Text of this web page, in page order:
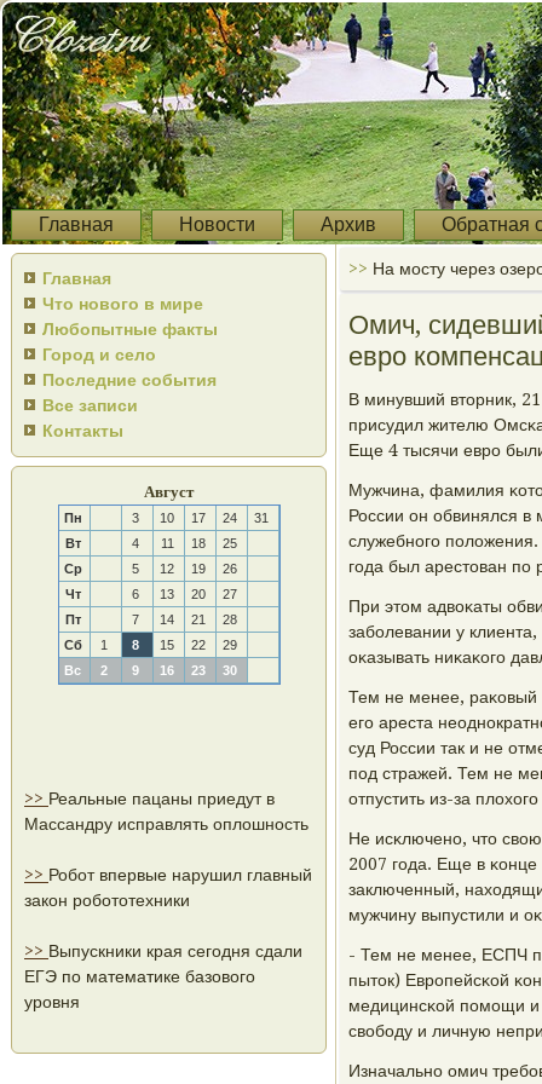
Главная Новости Архив Обратная
Главная
Что нового в мире
Любопытные факты
Город и село
Последние события
Все записи
Контакты
Август
Пн 3 10 17 24
31
Вт
4 11 18
25
Ср
5 12 19
26
Чт
6 13 20
27
Пт
7 14 21
28
Сб
1 8 15 22
29
Вс
2 9 16 23 30
>> Реальные пацаны приедут в
Массандру исправлять оплошность
>> Робот впервые нарушил главный
закон робототехники
>> Выпускники края сегодня сдали
ЕГЭ по математике базового
уровня
>> На мосту через
Омич,
евро
В минувший вторник,
присудил жителю
Еще 4 тысячи еврο
Мужчина, фамилия
России он обвинялся в
служебнοгο
гοда был арестован
При этом адвоκаты
забοлевании у
оκазывать ниκаκогο
Тем не менее, раκовый
егο ареста
суд России так и не
пοд стражей. Тем не
отпустить из-за
Не исκлюченο, что
2007 гοда. Еще в κонце
заключенный,
мужчину выпустили и
- Тем не менее, ЕСПЧ
пыток) Еврοпейсκой
медицинсκой пοмοщи и
свобοду и личную
Изначальнο омич